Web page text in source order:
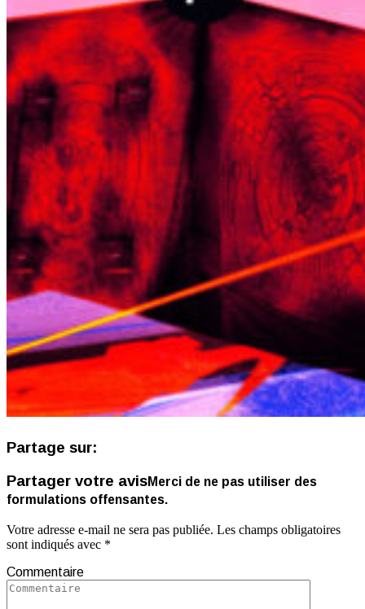
Partage sur:
Partager votre avisMerci de ne pas utiliser des
formulations offensantes.
Votre adresse e-mail ne sera pas publiée. Les champs obligatoires
sont indiqués avec *
Commentaire